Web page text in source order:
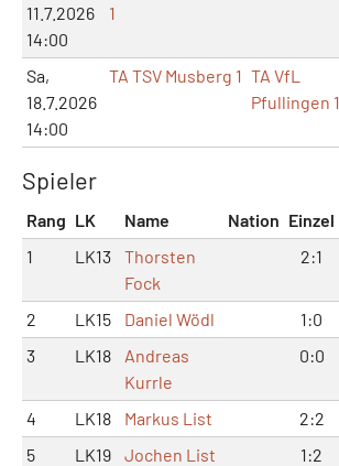
11.7.2026
14:00
1
Sa,
18.7.2026
14:00
TA TSV Musberg 1 TA VfL
Pfullingen 1
Spieler
Rang LK Name Nation Einzel
1
LK13
Thorsten
Fock
2:1
2 LK15 Daniel Wödl 1:0
3
LK18
Andreas
Kurrle
0:0
4 LK18 Markus List 2:2
5
LK19 Jochen List 1:2